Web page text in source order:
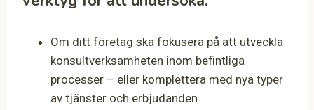
Om ditt företag ska fokusera på att utveckla
konsultverksamheten inom befintliga
processer – eller komplettera med nya typer
av tjänster och erbjudanden